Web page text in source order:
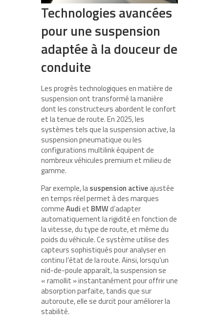
Technologies avancées
pour une suspension
adaptée à la douceur de
conduite
Les progrès technologiques en matière de
suspension ont transformé la manière
dont les constructeurs abordent le confort
et la tenue de route. En 2025, les
systèmes tels que la suspension active, la
suspension pneumatique ou les
configurations multilink équipent de
nombreux véhicules premium et milieu de
gamme.
Par exemple, lasuspension activeajustée
en temps réel permet à des marques
commeAudiet BMWd’adapter
automatiquement la rigidité en fonction de
la vitesse, du type de route, et même du
poids du véhicule. Ce système utilise des
capteurs sophistiqués pour analyser en
continu l’état de la route. Ainsi, lorsqu’un
nid-de-poule apparaît, la suspension se
« ramollit » instantanément pour offrir une
absorption parfaite, tandis que sur
autoroute, elle se durcit pour améliorer la
stabilité.